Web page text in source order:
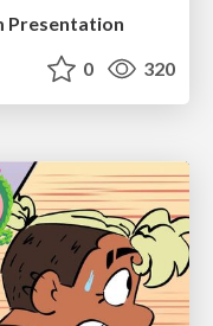
Presentation
0 320